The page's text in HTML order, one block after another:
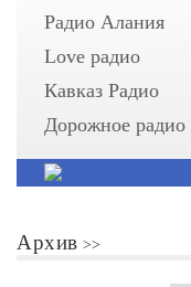
Радио Алания
Love радио
Кавказ Радио
Дорожное радио
Архив